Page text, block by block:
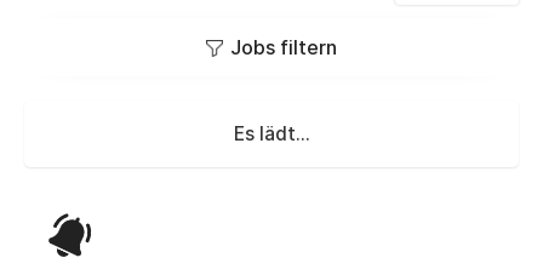
Jobs filtern
Es lädt...